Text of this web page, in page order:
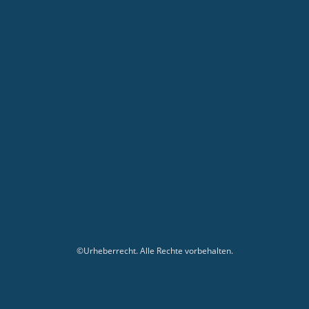
©Urheberrecht. Alle Rechte vorbehalten.